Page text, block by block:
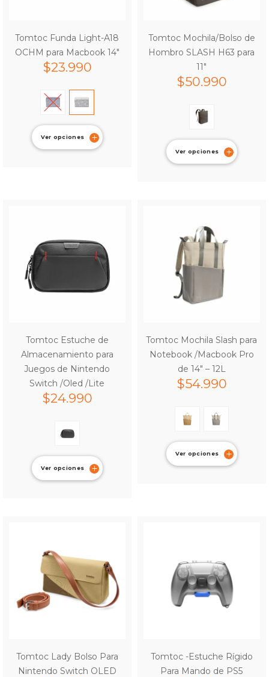
Tomtoc Funda Light-A18
OCHM para Macbook 14″
$23.990
Ver opciones
Tomtoc Mochila/Bolso de
Hombro SLASH H63 para
11″
$50.990
Ver opciones
Tomtoc Estuche de
Almacenamiento para
Juegos de Nintendo
Switch /Oled /Lite
$24.990
Ver opciones
Tomtoc Mochila Slash para
Notebook /Macbook Pro
de 14″ – 12L
$54.990
Ver opciones
Tomtoc Lady Bolso Para
Nintendo Switch OLED
Tomtoc -Estuche Rígido
Para Mando de PS5